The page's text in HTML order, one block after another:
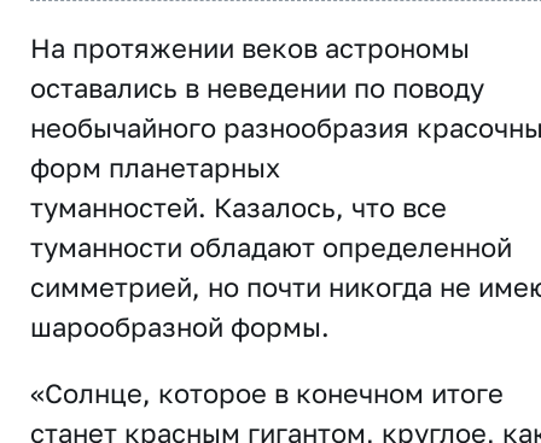
На протяжении веков астрономы
оставались в неведении по поводу
необычайного разнообразия
форм планетарных
туманностей. Казалось, что все
туманности обладают определенной
симметрией, но почти никогда не
шарообразной формы.
«Солнце, которое в конечном итоге
станет красным гигантом, круглое,